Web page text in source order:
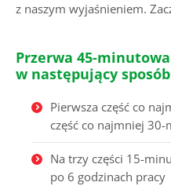
z naszym wyjaśnieniem.
Przerwa 45-
w następujący
Pierwsza część co
część co najmniej
Na trzy części 15-
po 6 godzinach pracy